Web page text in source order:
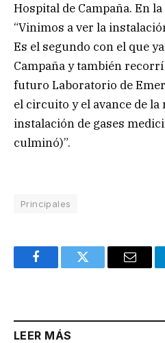
Hospital de Campaña. En
“Vinimos a ver la
Es el segundo con el que
Campaña y también
futuro Laboratorio de
el circuito y el avance de
instalación de gases
culminó)”.
Principales
FacebookTwitter Email
LEER MÁS